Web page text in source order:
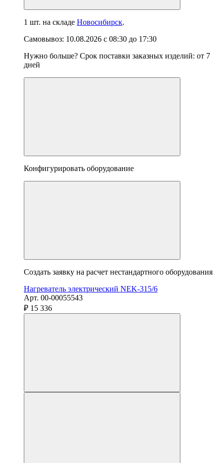
1 шт. на складе Новосибирск.
Самовывоз: 10.08.2026 с 08:30 до 17:30
Нужно больше? Срок поставки заказных изделий: от 7
дней
Конфигурировать оборудование
Создать заявку на расчет нестандартного оборудования
Нагреватель электрический NEK-315/6
Арт. 00-00055543
₽ 15 336